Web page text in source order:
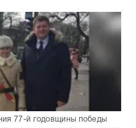
77-й годовщины победы